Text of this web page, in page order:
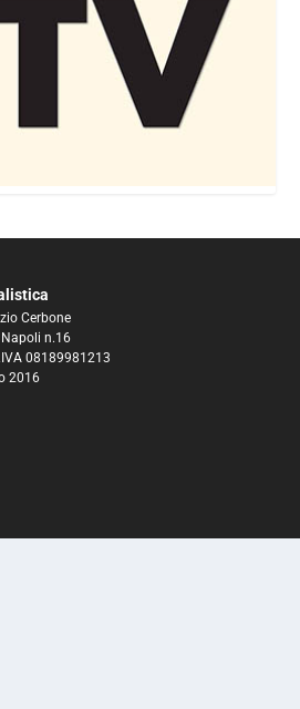
Cerbone
n.16
08189981213
2016